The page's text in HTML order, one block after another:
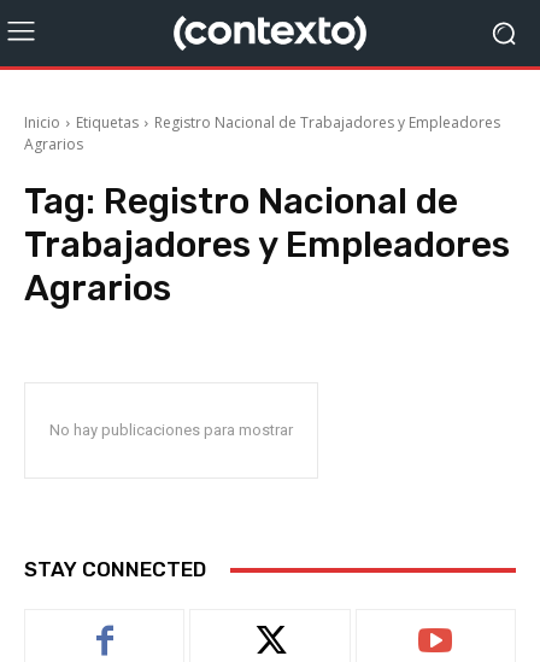
Inicio Etiquetas
Registro Nacional de Trabajadores y Empleadores
Agrarios
Tag: Registro Nacional de
Trabajadores y Empleadores
Agrarios
No hay publicaciones para mostrar
STAY CONNECTED